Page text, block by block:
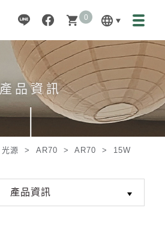
language
shopping_cart 0
產品資訊
光源 > AR70 > AR70 > 15W
產品資訊